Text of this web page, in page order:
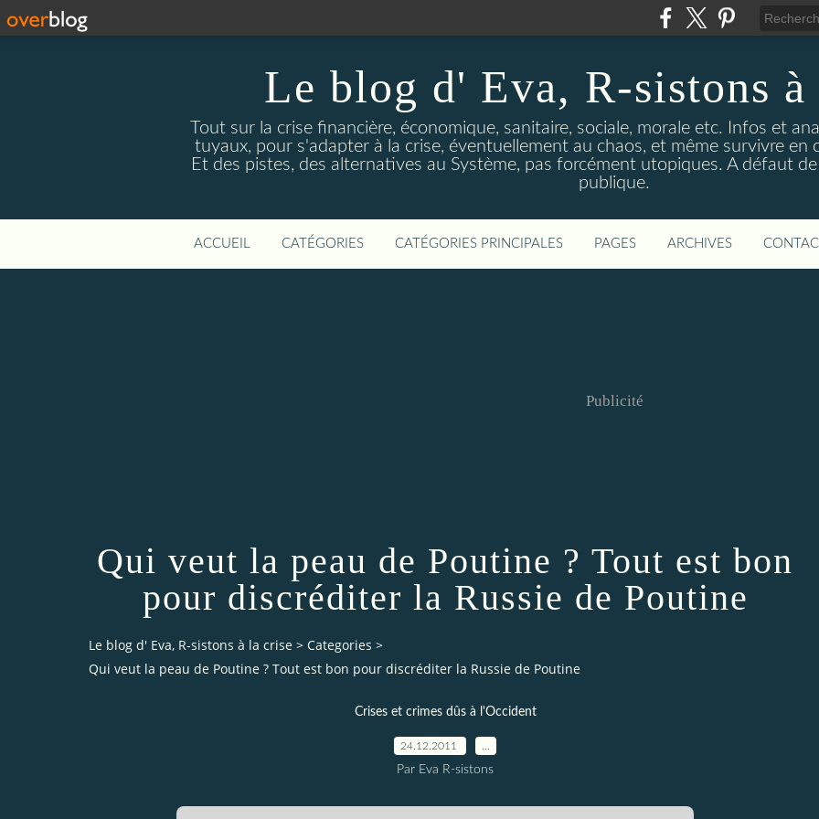
Le blog d' Eva, R-sistons à
Tout sur la crise financière, économique, sanitaire, sociale, morale etc. Infos et
tuyaux, pour s'adapter à la crise, éventuellement au chaos, et même survivre en
Et des pistes, des alternatives au Système, pas forcément utopiques. A défaut
publique.
ACCUEIL CATÉGORIES CATÉGORIES PRINCIPALES PAGES ARCHIVES
Publicité
Qui veut la peau de Poutine ? Tout est bon
pour discréditer la Russie de Poutine
Le blog d' Eva, R-sistons à la crise > Categories >
Qui veut la peau de Poutine ? Tout est bon pour discréditer la Russie de Poutine
Crises et crimes dûs à l'Occident
24.12.2011
Par Eva R-sistons